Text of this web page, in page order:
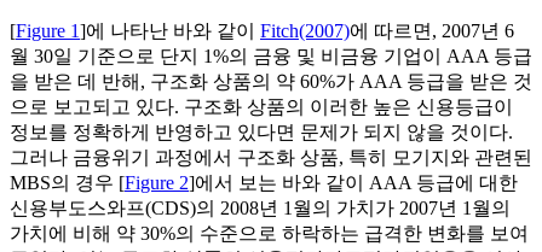
[Figure 1]에 나타난 바와 같이 Fitch(2007)에 따르면, 2007년 6
월 30일 기준으로 단지 1%의 금융 및 비금융 기업이 AAA 등급
을 받은 데 반해, 구조화 상품의 약 60%가 AAA 등급을 받은 것
으로 보고되고 있다. 구조화 상품의 이러한 높은 신용등급이
정보를 정확하게 반영하고 있다면 문제가 되지 않을 것이다.
그러나 금융위기 과정에서 구조화 상품, 특히 모기지와 관련된
MBS의 경우 [Figure 2]에서 보는 바와 같이 AAA 등급에 대한
신용부도스와프(CDS)의 2008년 1월의 가치가 2007년 1월의
가치에 비해 약 30%의 수준으로 하락하는 급격한 변화를 보여